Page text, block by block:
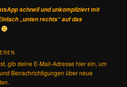
schnell und unkompliziert mit
„unten rechts“ auf das
gib deine E-Mail-Adresse hier ein, um
Benachrichtigungen über neue